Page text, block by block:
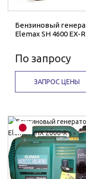
Бензиновый
Elemax SH 4600 EX-R
По запросу
ЗАПРОС ЦЕНЫ